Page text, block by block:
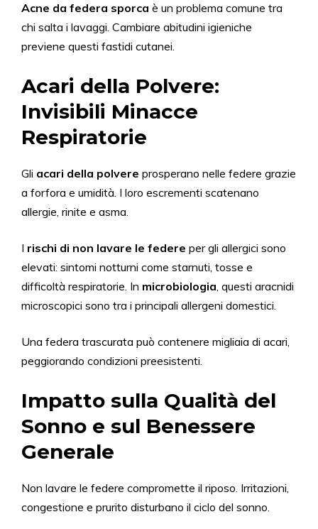
Acne da federa sporca è un problema comune tra
chi salta i lavaggi. Cambiare abitudini igieniche
previene questi fastidi cutanei.
Acari della Polvere:
Invisibili Minacce
Respiratorie
Gli acari della polvere prosperano nelle federe grazie
a forfora e umidità. I loro escrementi scatenano
allergie, rinite e asma.
I rischi di non lavare le federe per gli allergici sono
elevati: sintomi notturni come starnuti, tosse e
difficoltà respiratorie. In microbiologia, questi aracnidi
microscopici sono tra i principali allergeni domestici.
Una federa trascurata può contenere migliaia di acari,
peggiorando condizioni preesistenti.
Impatto sulla Qualità del
Sonno e sul Benessere
Generale
Non lavare le federe compromette il riposo. Irritazioni,
congestione e prurito disturbano il ciclo del sonno.